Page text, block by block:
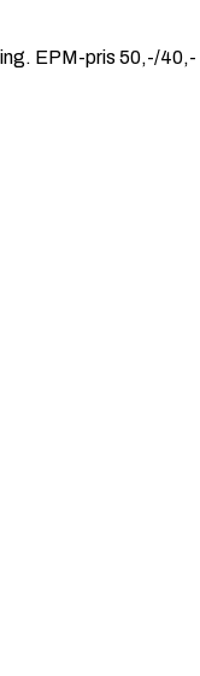
EPM-pris 50,-/40,-